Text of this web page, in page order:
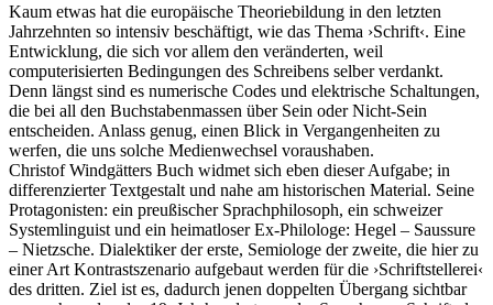
Kaum etwas hat die europäische Theoriebildung in den letzten
Jahrzehnten so intensiv beschäftigt, wie das Thema ›Schrift‹. Eine
Entwicklung, die sich vor allem den veränderten, weil
computerisierten Bedingungen des Schreibens selber verdankt.
Denn längst sind es numerische Codes und elektrische Schaltungen,
die bei all den Buchstabenmassen über Sein oder Nicht-Sein
entscheiden. Anlass genug, einen Blick in Vergangenheiten zu
werfen, die uns solche Medienwechsel voraushaben.
Christof Windgätters Buch widmet sich eben dieser Aufgabe; in
differenzierter Textgestalt und nahe am historischen Material. Seine
Protagonisten: ein preußischer Sprachphilosoph, ein schweizer
Systemlinguist und ein heimatloser Ex-Philologe: Hegel – Saussure
– Nietzsche. Dialektiker der erste, Semiologe der zweite, die hier zu
einer Art Kontrastszenario aufgebaut werden für die ›Schriftstellerei‹
des dritten. Ziel ist es, dadurch jenen doppelten Übergang sichtbar